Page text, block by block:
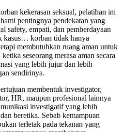
kekerasan seksual, pelatihan ini
pentingnya pendekatan yang
safety, empati, dan pemberdayaan
kasus… korban tidak hanya
membutuhkan ruang aman untuk
seseorang merasa aman secara
yang lebih jujur dan lebih
sendirinya.
membentuk investigator,
HR, maupun profesional lainnya
investigatif yang lebih
beretika. Sebab kemampuan
terletak pada tekanan yang